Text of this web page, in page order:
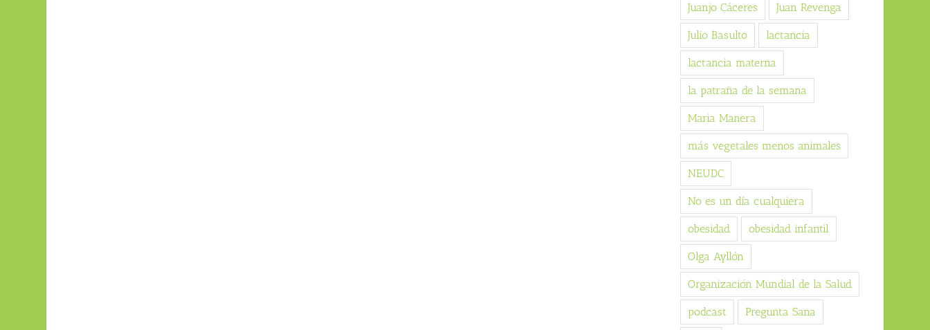
Juanjo Cáceres Juan Revenga
Julio Basulto lactancia
lactancia materna
la patraña de la semana
Maria Manera
más vegetales menos animales
NEUDC
No es un día cualquiera
obesidad obesidad infantil
Olga Ayllón
Organización Mundial de la Salud
podcast Pregunta Sana